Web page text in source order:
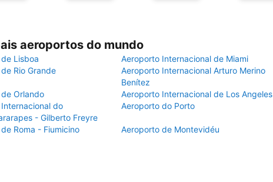
aeroportos do mundo
Lisboa
Aeroporto Internacional de Miami
Rio Grande
Aeroporto Internacional Arturo Merino
Benítez
Orlando
Aeroporto Internacional de Los Angeles
do
- Gilberto Freyre
Aeroporto do Porto
Roma - Fiumicino Aeroporto de Montevidéu